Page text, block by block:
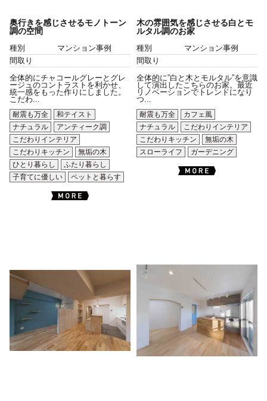
奥行きを感じさせるモノトーン
調の空間
種別
マンション事例
間取り
全体的にチャコールグレーとグレ
ージュのコントラストを利かせ、
統一感をもった作りにしました。
こだわ...
耐震も万全
和テイスト
ナチュラル
アンティーク調
こだわりインテリア
こだわりキッチン
無垢の木
ひとり暮らし
ふたり暮らし
子育てに優しい
ペットと暮らす
木の雰囲気を感じさせる白とモ
ルタル調のお家
種別
マンション事例
間取り
全体的に”白と木とモルタル”を意識
して演出したこちらのお家。最近
リノベーションでトレンドになり
つ...
耐震も万全
カフェ風
ナチュラル
こだわりインテリア
こだわりキッチン
無垢の木
スローライフ
ガーデニング